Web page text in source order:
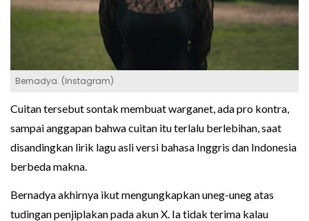
Bernadya. (Instagram)
Cuitan tersebut sontak membuat warganet, ada pro kontra,
sampai anggapan bahwa cuitan itu terlalu berlebihan, saat
disandingkan lirik lagu asli versi bahasa Inggris dan Indonesia
berbeda makna.
Bernadya akhirnya ikut mengungkapkan uneg-uneg atas
tudingan penjiplakan pada akun X. Ia tidak terima kalau